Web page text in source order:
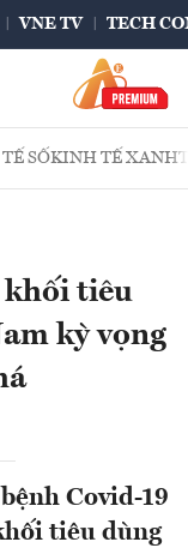
VNE TV TECH
SỐKINH TẾ XANH
khối tiêu
kỳ vọng
Covid-19
tiêu dùng